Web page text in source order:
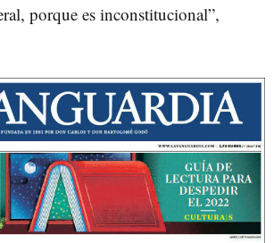
porque es inconstitucional”,